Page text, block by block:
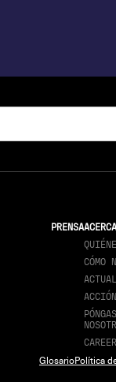
PRENSA
CÓMO
GlosarioPolítica